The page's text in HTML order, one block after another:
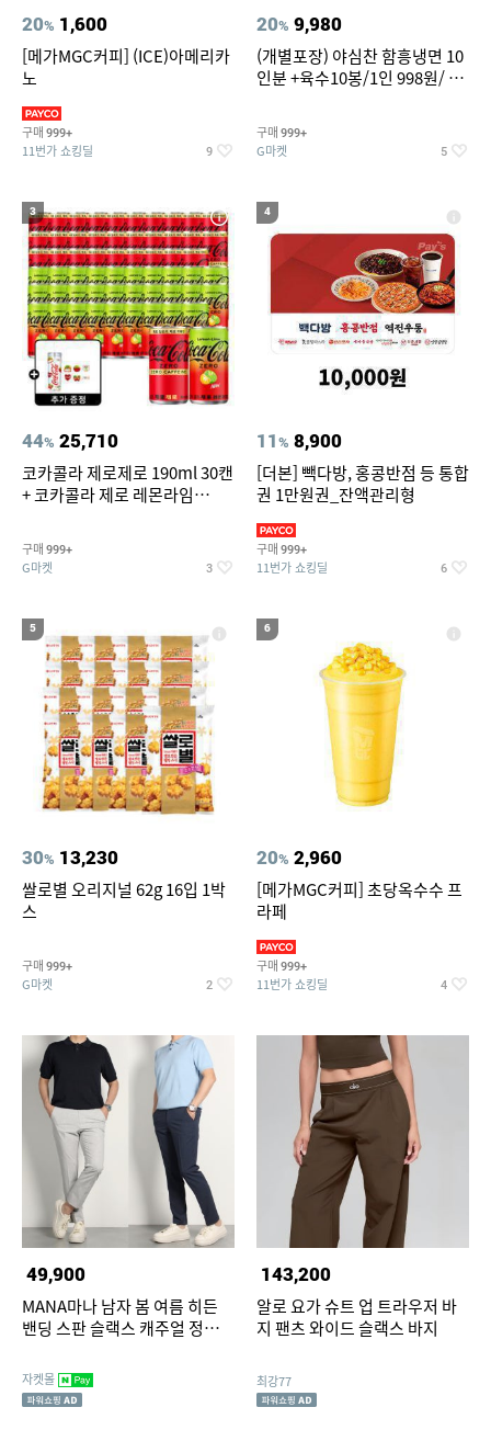
20% 1,600
[메가MGC커피] (ICE)아메리카
노
구매 999+
11번가 쇼킹딜 9
20% 9,980
(개별포장) 야심찬 함흥냉면 10
인분 +육수10봉/1인 998원/ 머
구매 999+
G마켓 5
3
44% 25,710
코카콜라 제로제로 190ml 30캔
+ 코카콜라 제로 레몬라임
티커 세트
구매 999+
G마켓 3
4
11% 8,900
[더본] 빽다방, 홍콩반점 등 통합
권 1만원권_잔액관리형
구매 999+
11번가 쇼킹딜 6
5
30% 13,230
쌀로별 오리지널 62g 16입 1박
스
구매 999+
G마켓 2
6
20% 2,960
[메가MGC커피] 초당옥수수 프
라페
구매 999+
11번가 쇼킹딜 4
49,900
MANA마나 남자 봄 여름 히든
밴딩 스판 슬랙스 캐주얼 정장
자켓몰
143,200
알로 요가 슈트 업 트라우저 바
지 팬츠 와이드 슬랙스 바지
최강77